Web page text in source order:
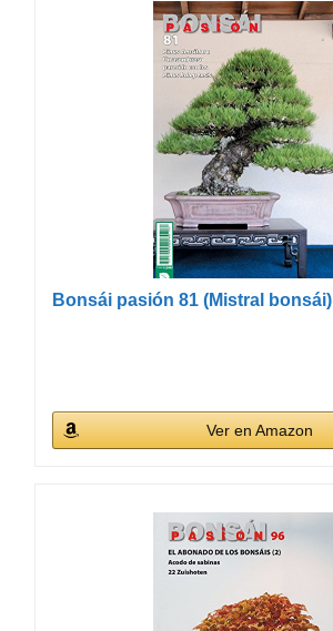
Bonsái pasión 81 (Mistral bonsái)
Ver en Amazon